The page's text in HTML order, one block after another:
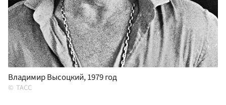
Владимир Высоцкий, 1979 год
ТАСС